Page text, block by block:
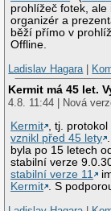
prohlížeč fotek, ale
organizér a
běží přímo v
Offline.
Ladislav Hagara |
Kermit má 45 let.
4.8. 11:44 | Nová
Kermit
, tj.
vznikl před 45 lety
byla po 15 letech
stabilní verze
stabilní verze 11
Kermit
. S